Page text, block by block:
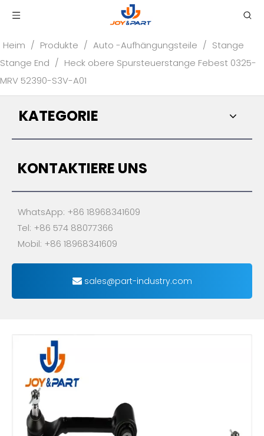
Heim / Produkte / Auto -Aufhängungsteile / Stange
Stange End / Heck obere Spursteuerstange Febest 0325-
MRV 52390-S3V-A01
KATEGORIE
KONTAKTIERE UNS
WhatsApp: +86 18968341609
Tel: +86 574 88077366
Mobil: +86 18968341609
sales@part-industry.com